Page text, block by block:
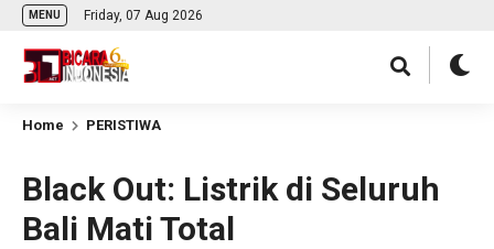
MENU Friday, 07 Aug 2026
Home PERISTIWA
Black Out: Listrik di Seluruh
Bali Mati Total